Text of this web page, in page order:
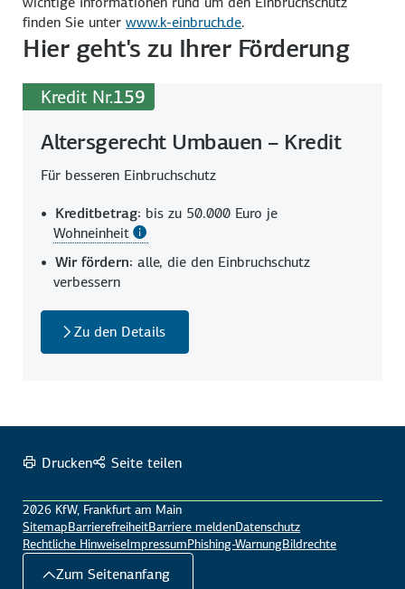
finden Sie unterwww.k-einbruch.de.
Hier geht's zu Ihrer Förderung
Kredit Nr.159
Altersgerecht Umbauen – Kredit
Für besseren Einbruch­schutz
Kreditbetrag: bis zu 50.000 Euro je
Wohneinheit
Wir fördern: alle, die den Einbruch­schutz
verbessern
Zu den Details
Drucken Seite teilen
2026 KfW, Frankfurt am Main
SitemapBarrierefreiheitBarriere meldenDatenschutz
Rechtliche HinweiseImpressumPhishing-WarnungBildrechte
Zum Seitenanfang